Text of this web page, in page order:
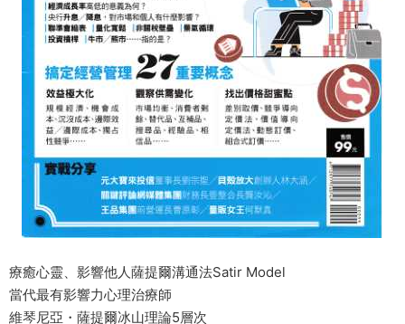
療癒心靈、影響他人薩提爾溝通法Satir Model
當代最有影響力心理治療師
維琴尼亞・薩提爾冰山理論5層次